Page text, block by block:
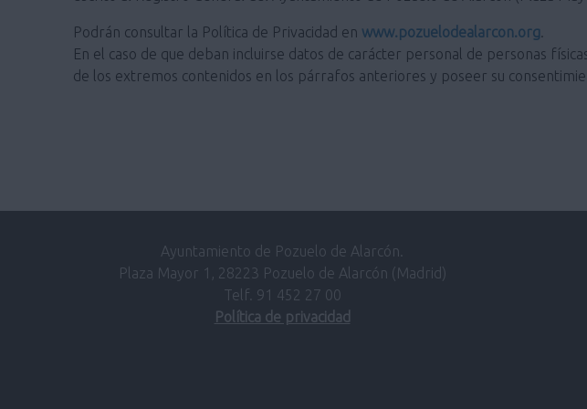
Podrán consultar la Política de Privacidad en www.pozuelodealarcon.org.
En el caso de que deban incluirse datos de carácter personal de personas
de los extremos contenidos en los párrafos anteriores y poseer su
Ayuntamiento de Pozuelo de Alarcón.
Plaza Mayor 1, 28223 Pozuelo de Alarcón (Madrid)
Telf. 91 452 27 00
Política de privacidad